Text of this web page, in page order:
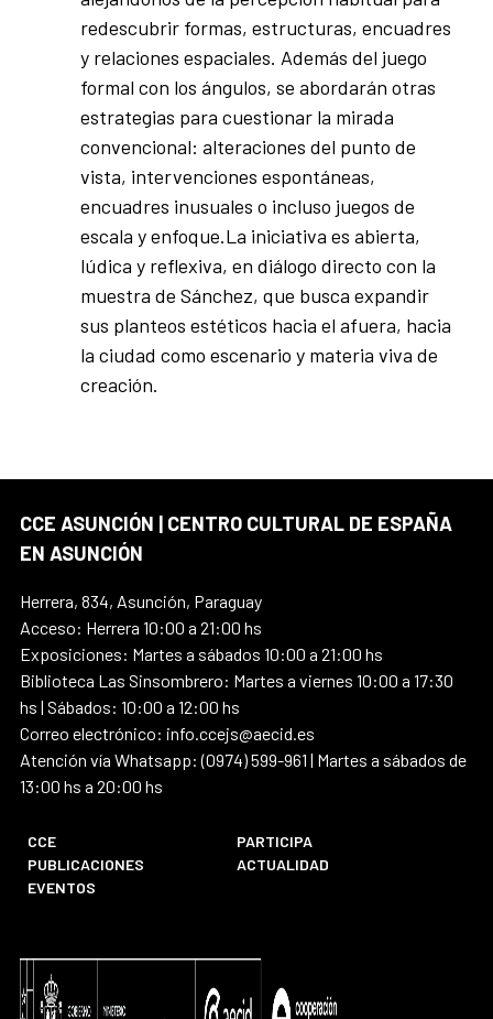
redescubrir formas, estructuras, encuadres
y relaciones espaciales. Además del juego
formal con los ángulos, se abordarán otras
estrategias para cuestionar la mirada
convencional: alteraciones del punto de
vista, intervenciones espontáneas,
encuadres inusuales o incluso juegos de
escala y enfoque.La iniciativa es abierta,
lúdica y reflexiva, en diálogo directo con la
muestra de Sánchez, que busca expandir
sus planteos estéticos hacia el afuera, hacia
la ciudad como escenario y materia viva de
creación.
CCE ASUNCIÓN | CENTRO CULTURAL DE ESPAÑA
EN ASUNCIÓN
Herrera, 834, Asunción, Paraguay
Acceso: Herrera 10:00 a 21:00 hs
Exposiciones: Martes a sábados 10:00 a 21:00 hs
Biblioteca Las Sinsombrero: Martes a viernes 10:00 a 17:30
hs | Sábados: 10:00 a 12:00 hs
Correo electrónico: info.ccejs@aecid.es
Atención vía Whatsapp: (0974) 599-961 | Martes a sábados de
13:00 hs a 20:00 hs
CCE
PARTICIPA
PUBLICACIONES
ACTUALIDAD
EVENTOS